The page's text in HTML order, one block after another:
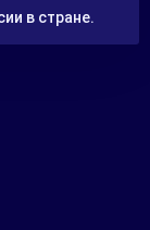
в стране.